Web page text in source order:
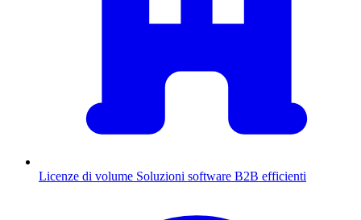
Licenze di volume Soluzioni software B2B efficienti